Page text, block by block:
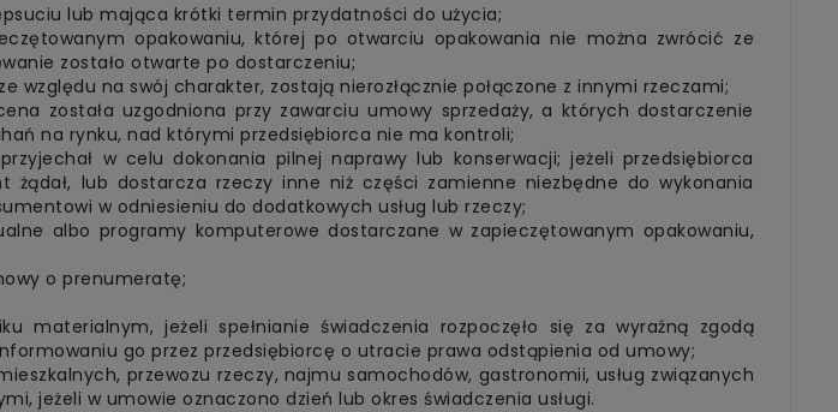
lub mająca krótki termin przydatności do użycia;
opakowaniu, której po otwarciu opakowania nie można zwrócić ze
zostało otwarte po dostarczeniu;
na swój charakter, zostają nierozłącznie połączone z innymi rzeczami;
została uzgodniona przy zawarciu umowy sprzedaży, a których dostarczenie
na rynku, nad którymi przedsiębiorca nie ma kontroli;
w celu dokonania pilnej naprawy lub konserwacji; jeżeli przedsiębiorca
lub dostarcza rzeczy inne niż części zamienne niezbędne do wykonania
w odniesieniu do dodatkowych usług lub rzeczy;
albo programy komputerowe dostarczane w zapieczętowanym opakowaniu,
o prenumeratę;
jeżeli spełnianie świadczenia rozpoczęło się za wyraźną zgodą
go przez przedsiębiorcę o utracie prawa odstąpienia od umowy;
przewozu rzeczy, najmu samochodów, gastronomii, usług związanych
jeżeli w umowie oznaczono dzień lub okres świadczenia usługi.